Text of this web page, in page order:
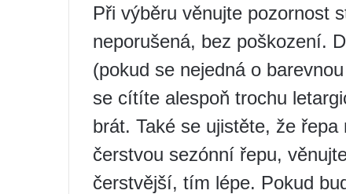
Při výběru věnujte pozornost
neporušená, bez poškození.
(pokud se nejedná o
se cítíte alespoň trochu
brát. Také se ujistěte, že
čerstvou sezónní řepu,
čerstvější, tím lépe. Pokud